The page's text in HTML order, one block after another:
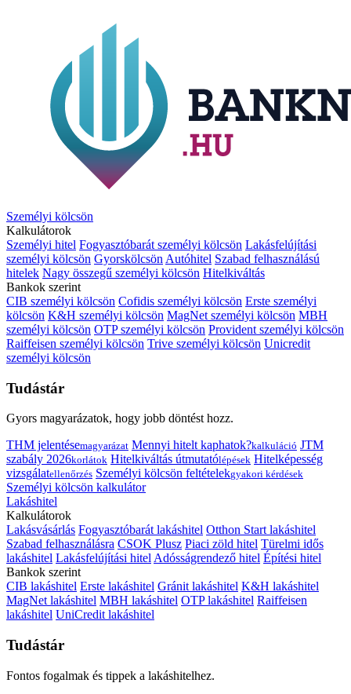
Személyi kölcsön
Kalkulátorok
Személyi hitel Fogyasztóbarát személyi kölcsön Lakásfelújítási
személyi kölcsön Gyorskölcsön Autóhitel Szabad felhasználású
hitelek Nagy összegű személyi kölcsön Hitelkiváltás
Bankok szerint
CIB személyi kölcsön Cofidis személyi kölcsön Erste személyi
kölcsön K&H személyi kölcsön MagNet személyi kölcsön MBH
személyi kölcsön OTP személyi kölcsön Provident személyi kölcsön
Raiffeisen személyi kölcsön Trive személyi kölcsön Unicredit
személyi kölcsön
Tudástár
Gyors magyarázatok, hogy jobb döntést hozz.
THM jelentésemagyarázat Mennyi hitelt kaphatok?kalkuláció JTM
szabály 2026korlátok Hitelkiváltás útmutatólépések Hitelképesség
vizsgálatellenőrzés Személyi kölcsön feltételekgyakori kérdések
Személyi kölcsön kalkulátor
Lakáshitel
Kalkulátorok
Lakásvásárlás Fogyasztóbarát lakáshitel Otthon Start lakáshitel
Szabad felhasználásra CSOK Plusz Piaci zöld hitel Türelmi idős
lakáshitel Lakásfelújítási hitelAdósságrendező hitel Építési hitel
Bankok szerint
CIB lakáshitel Erste lakáshitel Gránit lakáshitel K&H lakáshitel
MagNet lakáshitel MBH lakáshitel OTP lakáshitel Raiffeisen
lakáshitel UniCredit lakáshitel
Tudástár
Fontos fogalmak és tippek a lakáshitelhez.